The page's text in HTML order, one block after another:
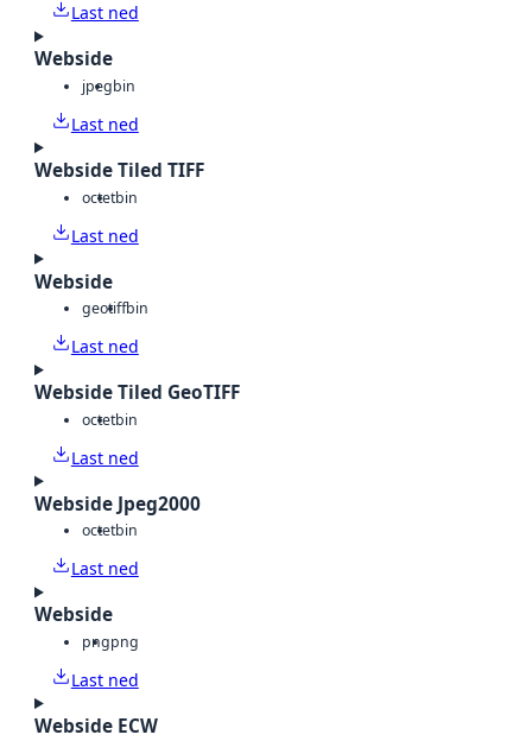
Last ned
Webside
jpegbin
Last ned
Webside Tiled TIFF
octetbin
Last ned
Webside
geotiffbin
Last ned
Webside Tiled GeoTIFF
octetbin
Last ned
Webside Jpeg2000
octetbin
Last ned
Webside
pngpng
Last ned
Webside ECW